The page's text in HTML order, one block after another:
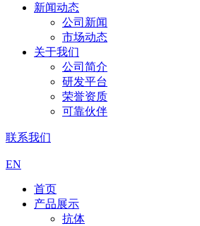
新闻动态
公司新闻
市场动态
关于我们
公司简介
研发平台
荣誉资质
可靠伙伴
联系我们
EN
首页
产品展示
抗体